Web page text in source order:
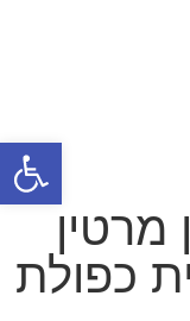
כפולת